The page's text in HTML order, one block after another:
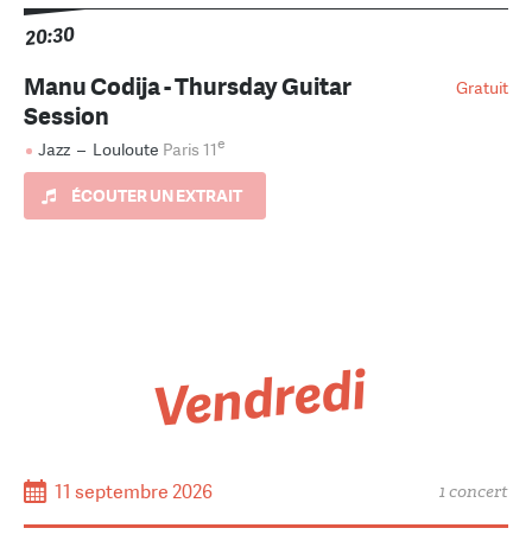
20:30
Gratuit
Manu Codija - Thursday Guitar
Session
Jazz – Louloute Paris 11e
ÉCOUTER UN EXTRAIT
Vendredi
11 septembre 2026 1 concert